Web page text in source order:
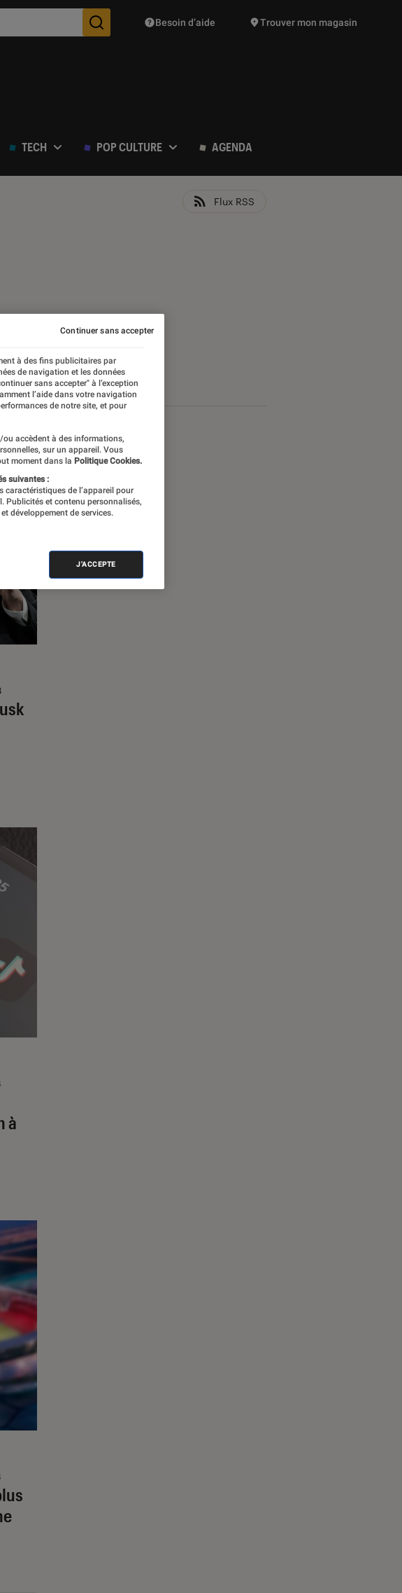
Des suggestions de produits vont vous être proposées
Besoin d’aide Trouver mon magasin
TECH POP CULTURE AGENDA
Flux RSS
à
à des fins publicitaires par
de navigation et les données
sans accepter" à l’exception
l’aide dans votre navigation
de notre site, et pour
accèdent à des informations,
sur un appareil. Vous
moment dans la Politique Cookies.
suivantes :
caractéristiques de l’appareil pour
Publicités et contenu personnalisés,
développement de services.
J'ACCEPTE
Continuer sans accepter